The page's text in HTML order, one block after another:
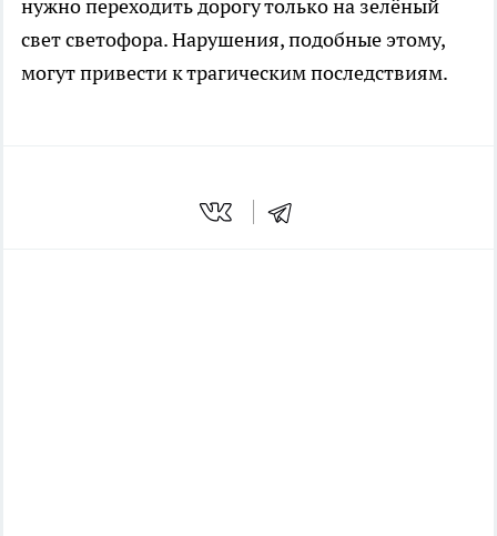
нужно переходить дорогу только на зелёный
свет светофора. Нарушения, подобные этому,
могут привести к трагическим последствиям.